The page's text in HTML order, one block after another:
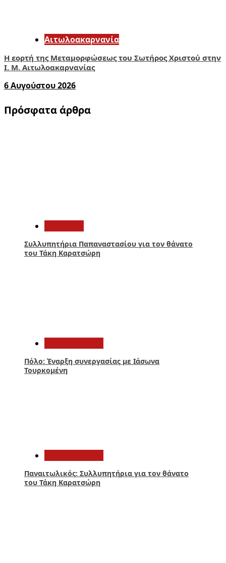
Αιτωλοακαρνανία
Η εορτή της Μεταμορφώσεως του Σωτήρος Χριστού στην
Ι. Μ. Αιτωλοακαρνανίας
6 Αυγούστου 2026
Πρόσφατα άρθρα
Συλλυπητήρια Παπαναστασίου για τον θάνατο
του Τάκη Καρατσώρη
Πόλο: Έναρξη συνεργασίας με Ιάσωνα
Τουρκομένη
Παναιτωλικός: Συλλυπητήρια για τον θάνατο
του Τάκη Καρατσώρη